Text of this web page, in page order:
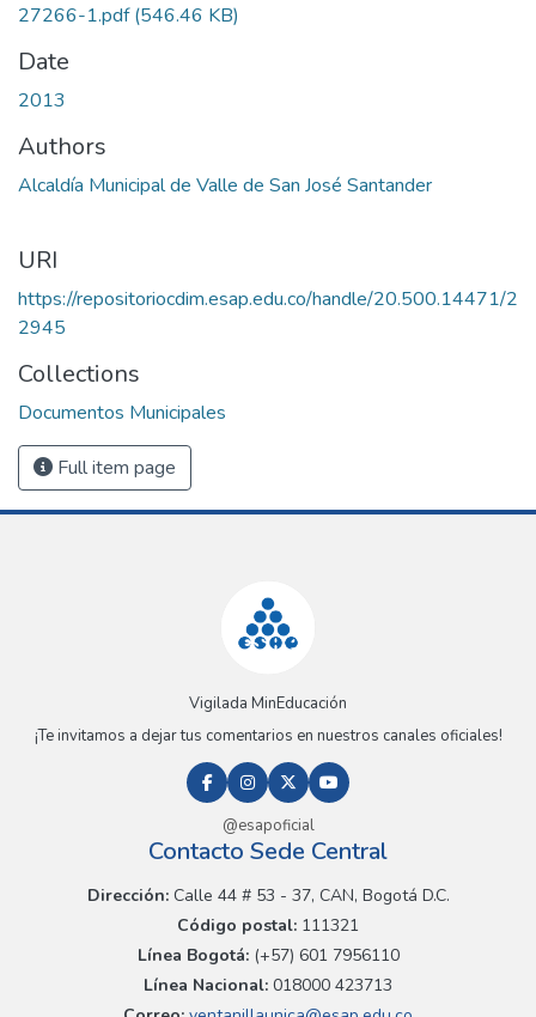
27266-1.pdf(546.46 KB)
Date
2013
Authors
Alcaldía Municipal de Valle de San José Santander
URI
https://repositoriocdim.esap.edu.co/handle/20.500.14471/2
2945
Collections
Documentos Municipales
Full item page
Vigilada MinEducación
¡Te invitamos a dejar tus comentarios en nuestros canales oficiales!
@esapoficial
Contacto Sede Central
Dirección:Calle 44 # 53 - 37, CAN, Bogotá D.C.
Código postal: 111321
Línea Bogotá:(+57) 601 7956110
Línea Nacional: 018000 423713